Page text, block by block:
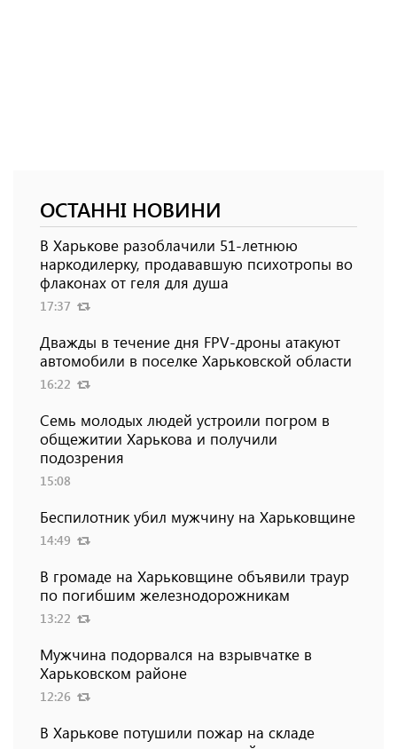
ОСТАННІ НОВИНИ
В Харькове разоблачили 51-летнюю
наркодилерку, продававшую психотропы во
флаконах от геля для душа
17:37
Дважды в течение дня FPV-дроны атакуют
автомобили в поселке Харьковской области
16:22
Семь молодых людей устроили погром в
общежитии Харькова и получили
подозрения
15:08
Беспилотник убил мужчину на Харьковщине
14:49
В громаде на Харьковщине объявили траур
по погибшим железнодорожникам
13:22
Мужчина подорвался на взрывчатке в
Харьковском районе
12:26
В Харькове потушили пожар на складе